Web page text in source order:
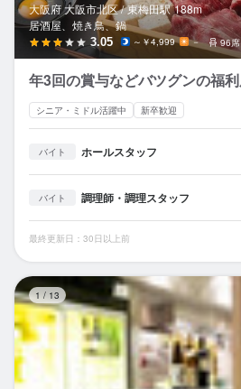
大阪府 大阪市北区 / 東梅田駅 188m
居酒屋、焼き鳥、鍋
3.05 ～￥4,999 － 96席
年3回の賞与などバツグンの福
シニア・ミドル活躍中 新卒歓迎
バイト ホールスタッフ
バイト 調理師・調理スタッフ
最終更新日：30日以上前
1 / 13